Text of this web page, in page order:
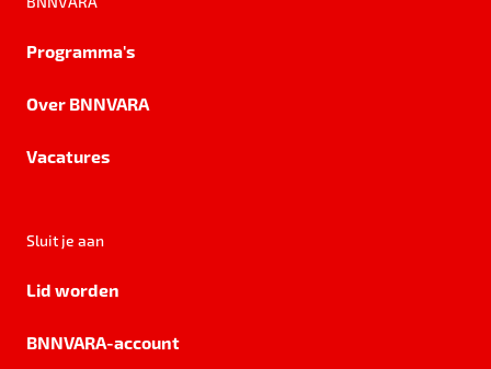
Programma's
Over BNNVARA
Vacatures
Sluit je aan
Lid worden
BNNVARA-account